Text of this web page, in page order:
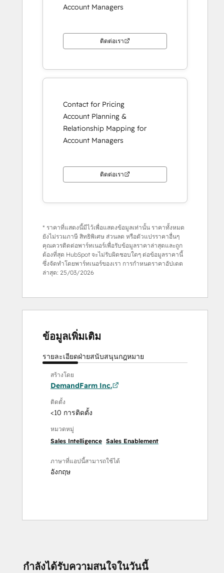
Account Managers
ติดต่อเรา
Contact for Pricing
Account Planning &
Relationship Mapping for
Account Managers
ติดต่อเรา
* ราคาที่แสดงนี้มีไว้เพื่อแสดงข้อมูลเท่านั้น ราคาทั้งหมด
ยังไม่รวมภาษี สิทธิพิเศษ ส่วนลด หรือตัวแปรราคาอื่นๆ
คุณควรติดต่อพาร์ทเนอร์เพื่อรับข้อมูลราคาล่าสุดและถูก
ต้องที่สุด HubSpot จะไม่รับผิดชอบใดๆ ต่อข้อมูลราคานี้
ซึ่งจัดทำโดยพาร์ทเนอร์ของเรา การกำหนดราคาอัปเดต
ล่าสุด: 25/03/2026
ข้อมูลเพิ่มเติม
รายละเอียดฝ่ายสนับสนุนกฎหมาย
สร้างโดย
DemandFarm Inc.
ติดตั้ง
<10 การติดตั้ง
หมวดหมู่
Sales Intelligence Sales Enablement
ภาษาที่แอปนี้สามารถใช้ได้
อังกฤษ
กำลังได้รับความสนใจในวันนี้